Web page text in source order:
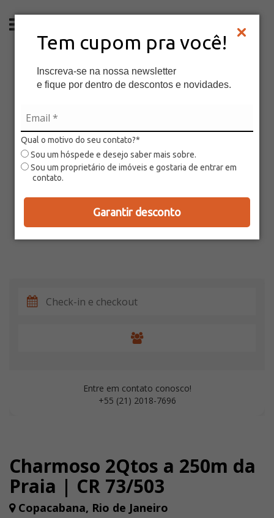
Tem cupom pra você!
Inscreva-se na nossa newsletter
e fique por dentro de descontos e novidades.
Qual o motivo do seu contato?*
Sou um hóspede e desejo saber mais sobre.
Sou um proprietário de imóveis e gostaria de entrar em
contato.
Garantir desconto
Charmoso 2Qtos a 250m da
Praia | CR 73/503
Copacabana, Rio de Janeiro
Entre em contato conosco!
+55 (21) 2018-7696